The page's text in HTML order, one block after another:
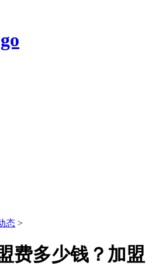
态 >
费多少钱？加盟